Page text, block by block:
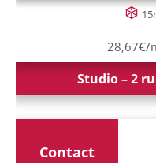
28,67€/
Studio – 2
Contact